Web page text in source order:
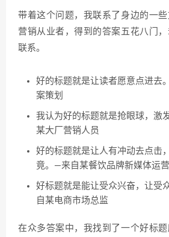
带着这个问题，我联系了身边的一
营销从业者，得到的答案五花八门
联系。
好的标题就是让读者愿意点进去
案策划
我认为好的标题就是抢眼球，激
某大厂营销人员
好的标题就是让人有冲动去点击
竟。—来自某餐饮品牌新媒体运营
好标题就是能让受众兴奋，让受
自某电商市场总监
在众多答案中，我找到了一个好标